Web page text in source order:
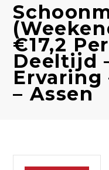
€17,2
Deeltijd
Ervaring
– Assen
Nieuwsbrief feed